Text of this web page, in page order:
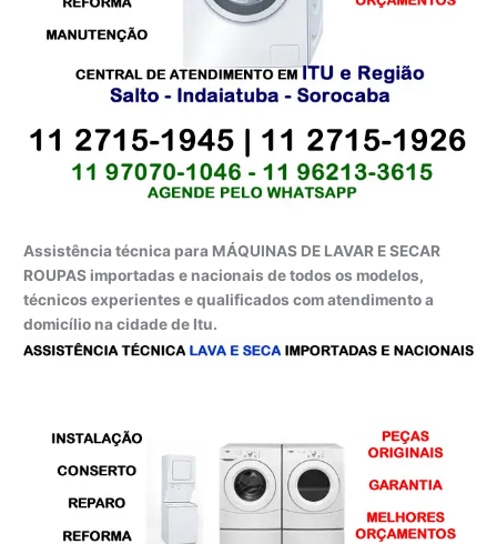
Assistência técnica para MÁQUINAS DE LAVAR E SECAR
ROUPAS importadas e nacionais de todos os modelos,
técnicos experientes e qualificados com atendimento a
domicílio na cidade de Itu.